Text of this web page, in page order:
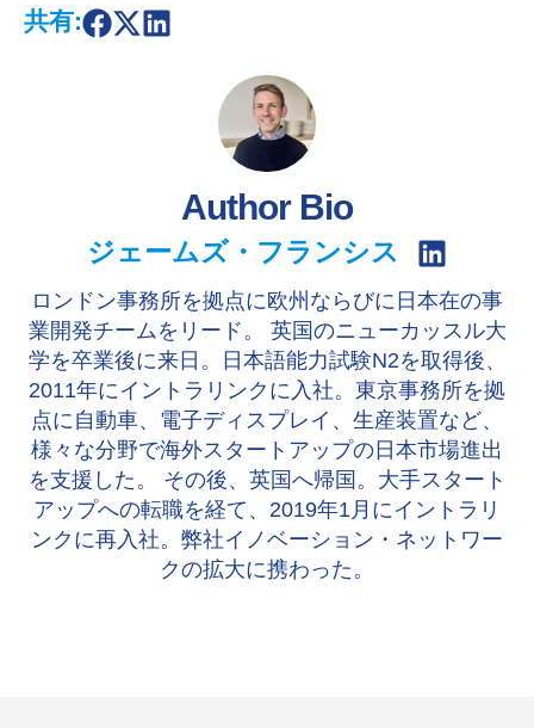
共有:S
o
k
S
S
d
n
Author Bio
ジェームズ・フランシス
S
h
r
e
o
n
L
i
n
e
d
n
ロンドン事務所を拠点に欧州ならびに日本在の事
業開発チームをリード。 英国のニューカッスル大
学を卒業後に来日。日本語能力試験N2を取得後、
2011年にイントラリンクに入社。東京事務所を拠
点に自動車、電子ディスプレイ、生産装置など、
様々な分野で海外スタートアップの日本市場進出
を支援した。 その後、英国へ帰国。大手スタート
アップへの転職を経て、2019年1月にイントラリ
ンクに再入社。弊社イノベーション・ネットワー
クの拡大に携わった。